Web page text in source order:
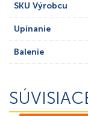
SKU Výrobcu
Upínanie
Balenie